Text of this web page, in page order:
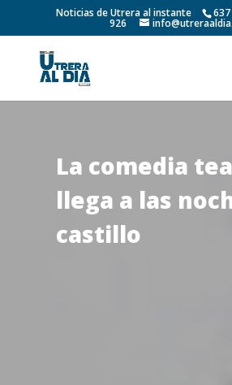
Noticias de Utrera al instante
926
La comedia
llega a las
castillo